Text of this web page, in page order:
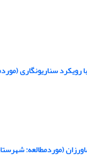
رویکرد سناریونگاری
(موردمطالعه: